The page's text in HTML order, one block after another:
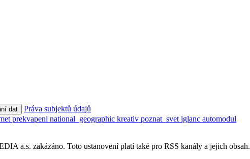
dat
Práva subjektů údajů
prekvapeni national_geographic kreativ poznat_svet iglanc automodul
a.s. zakázáno. Toto ustanovení platí také pro RSS kanály a jejich obsah.